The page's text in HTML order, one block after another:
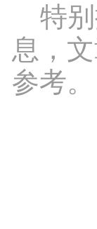
特别
息，
参考。